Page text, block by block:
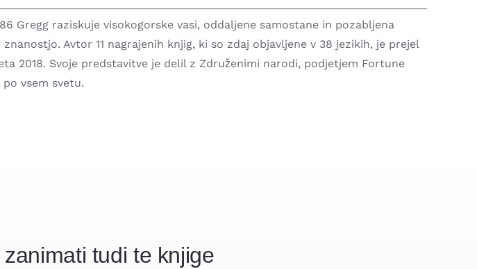
Gregg raziskuje visokogorske vasi, oddaljene samostane in pozabljena
Avtor 11 nagrajenih knjig, ki so zdaj objavljene v 38 jezikih, je prejel
2018. Svoje predstavitve je delil z Združenimi narodi, podjetjem Fortune
vsem svetu.
tudi te knjige